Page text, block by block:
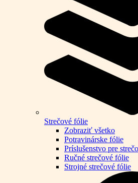
Strečové fólie
Zobraziť všetko
Potravinárske fólie
Príslušenstvo pre
Ručné strečové fólie
Strojné strečové fólie